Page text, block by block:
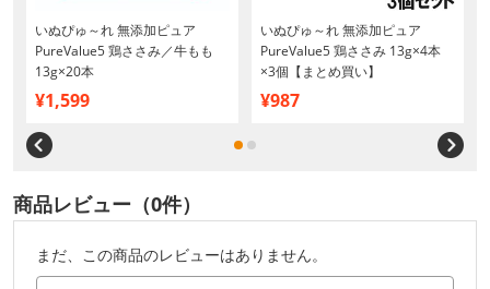
いぬぴゅ～れ 無添加ピュア
PureValue5 鶏ささみ／牛もも
13g×20本
¥1,599
いぬぴゅ～れ 無添加ピュア
PureValue5 鶏ささみ 13g×4本
×3個【まとめ買い】
¥987
商品レビュー（0件）
まだ、この商品のレビューはありません。